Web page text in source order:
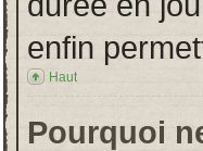
enfin
Haut
Pourquoi